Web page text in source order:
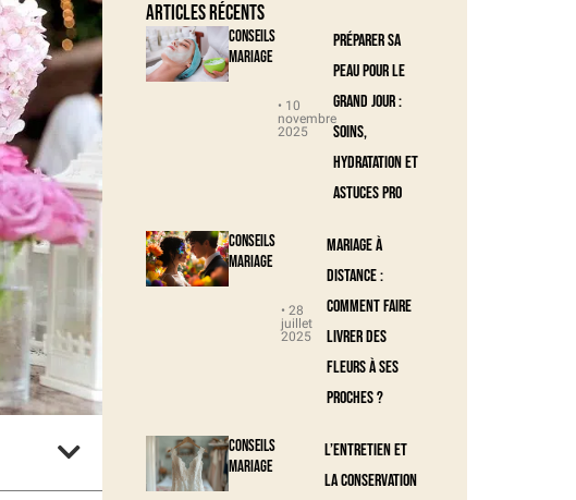
Articles récents
Conseils
Mariage
• 10
novembre
2025
Préparer sa
peau pour le
grand jour :
soins,
hydratation et
astuces pro
Conseils
Mariage
• 28
juillet
2025
Mariage à
distance :
comment faire
livrer des
fleurs à ses
proches ?
Conseils
Mariage
L’entretien et
la conservation